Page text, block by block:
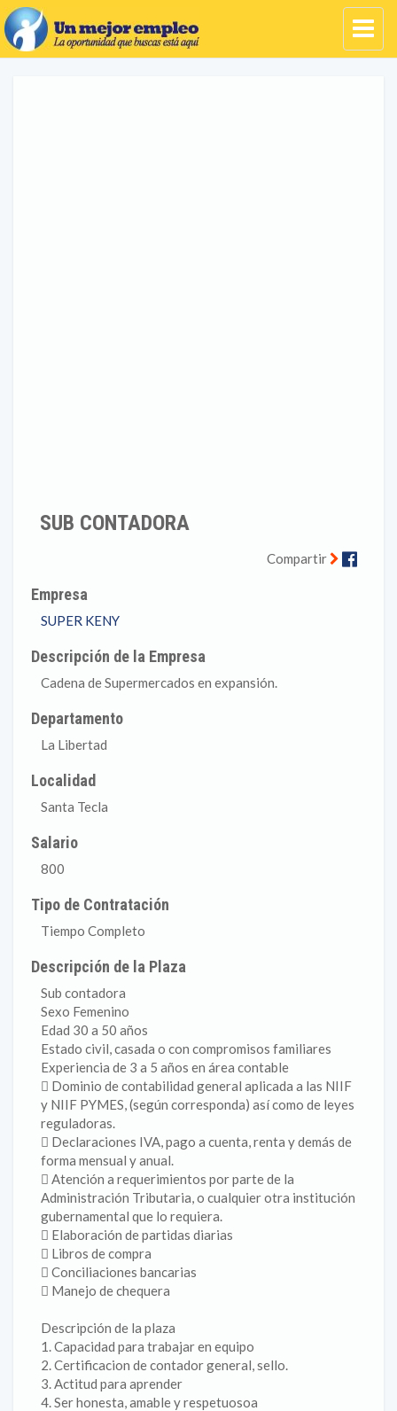
SUB CONTADORA
Compartir
Empresa
SUPER KENY
Descripción de la Empresa
Cadena de Supermercados en expansión.
Departamento
La Libertad
Localidad
Santa Tecla
Salario
800
Tipo de Contratación
Tiempo Completo
Descripción de la Plaza
Sub contadora
Sexo Femenino
Edad 30 a 50 años
Estado civil, casada o con compromisos familiares
Experiencia de 3 a 5 años en área contable
 Dominio de contabilidad general aplicada a las NIIF
y NIIF PYMES, (según corresponda) así como de leyes
reguladoras.
 Declaraciones IVA, pago a cuenta, renta y demás de
forma mensual y anual.
 Atención a requerimientos por parte de la
Administración Tributaria, o cualquier otra institución
gubernamental que lo requiera.
 Elaboración de partidas diarias
 Libros de compra
 Conciliaciones bancarias
 Manejo de chequera
Descripción de la plaza
1. Capacidad para trabajar en equipo
2. Certificacion de contador general, sello.
3. Actitud para aprender
4. Ser honesta, amable y respetuosoa